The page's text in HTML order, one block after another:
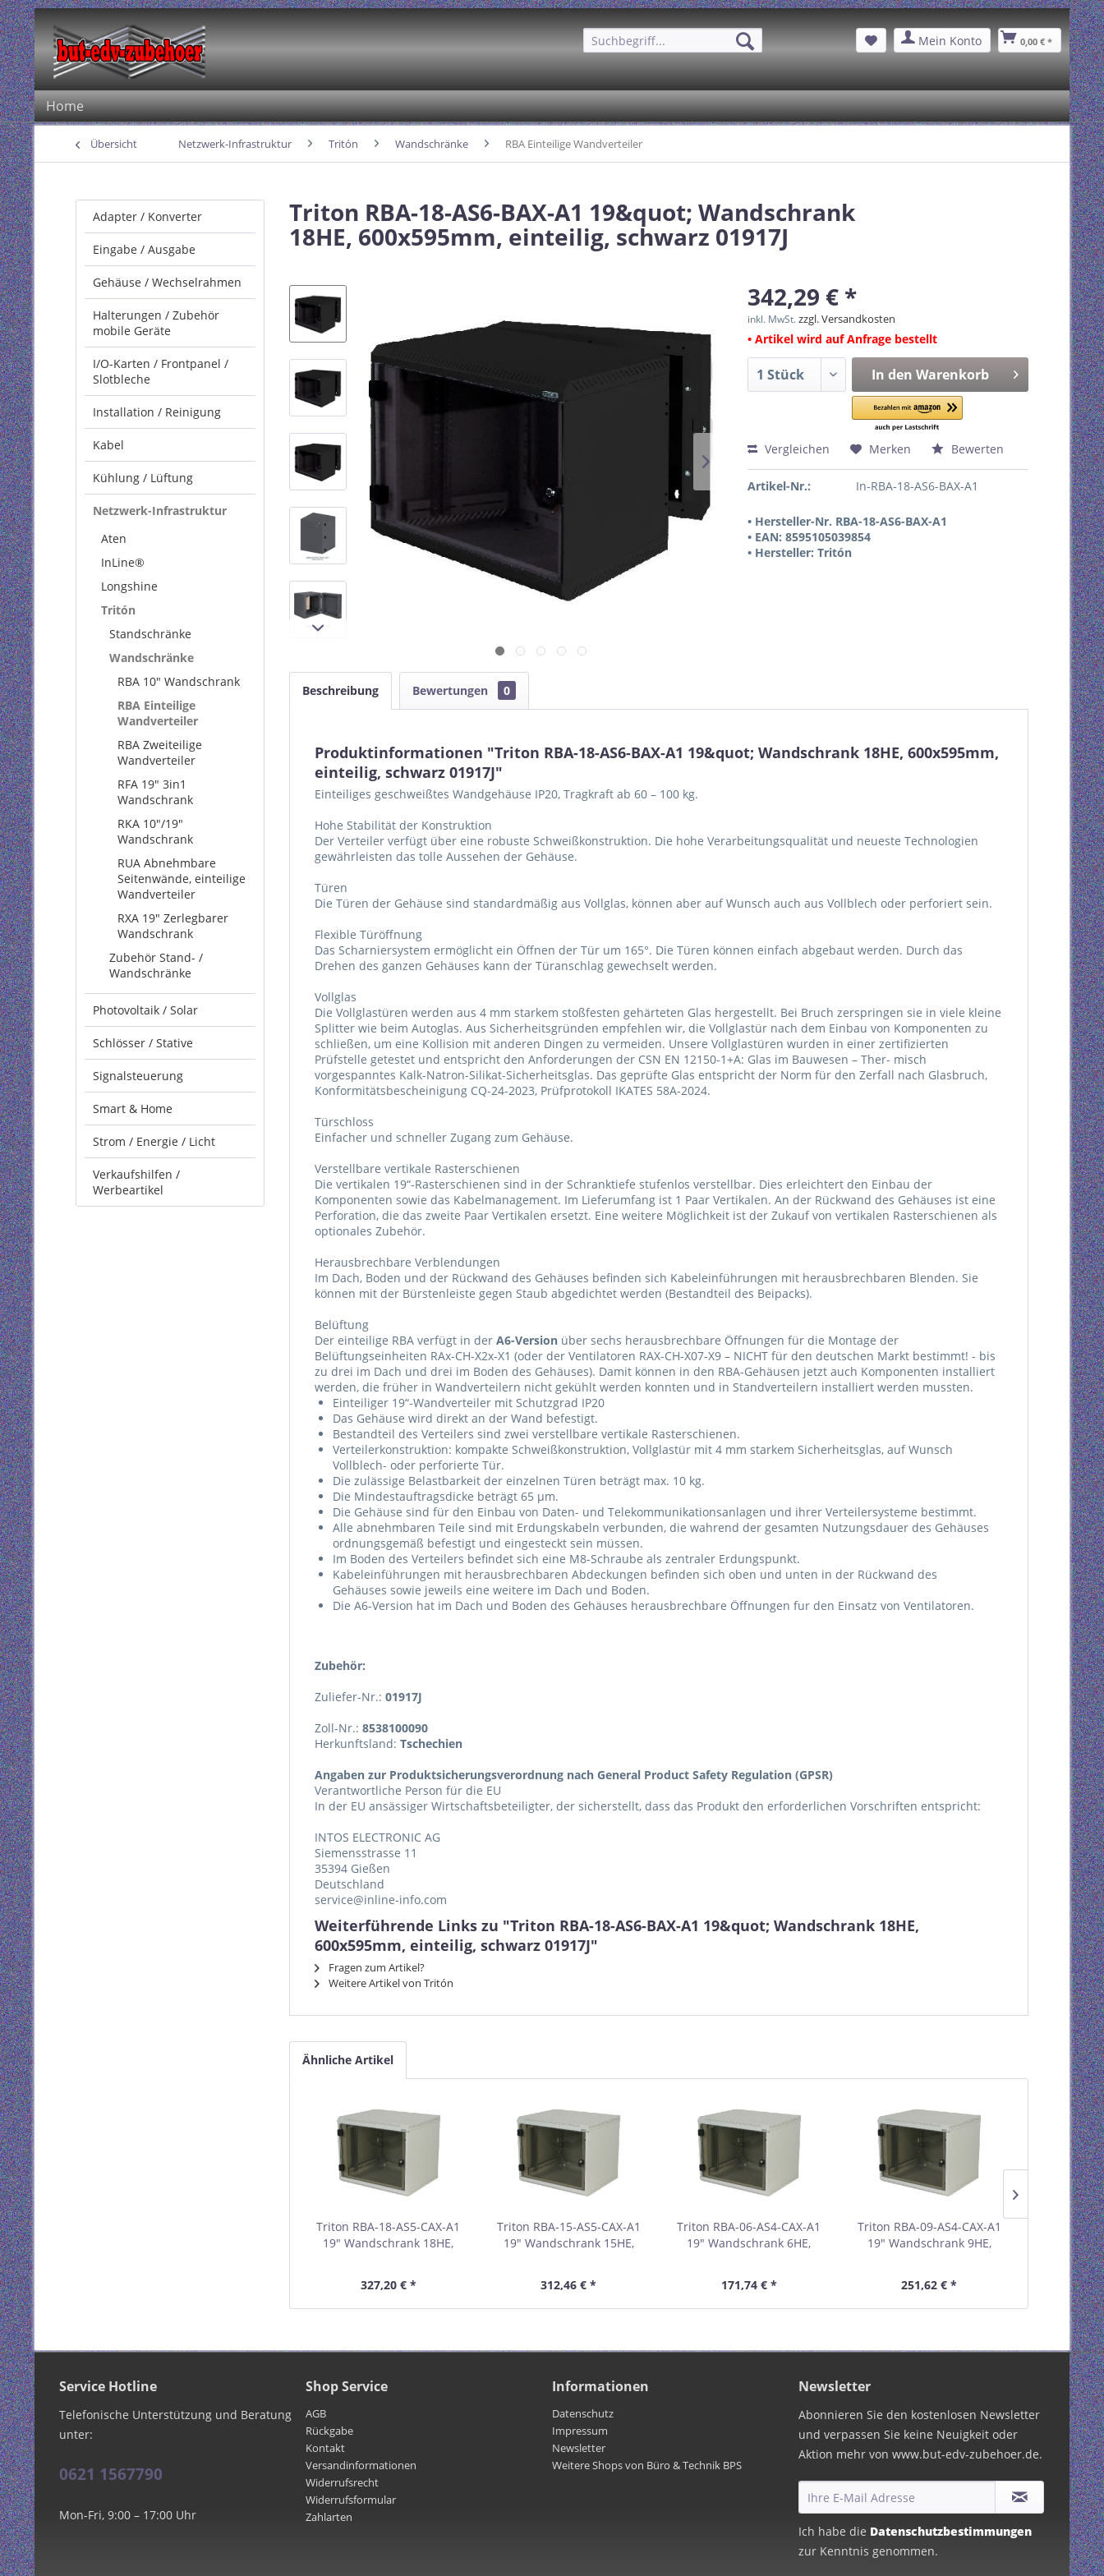
Mein Konto 0,00 € *
Home
Übersicht Netzwerk-Infrastruktur Tritón Wandschränke RBA Einteilige Wandverteiler
Adapter / Konverter
Eingabe / Ausgabe
Gehäuse / Wechselrahmen
Halterungen / Zubehör
mobile Geräte
I/O-Karten / Frontpanel /
Slotbleche
Installation / Reinigung
Kabel
Kühlung / Lüftung
Netzwerk-Infrastruktur
Aten
InLine®
Longshine
Tritón
Standschränke
Wandschränke
RBA 10" Wandschrank
RBA Einteilige
Wandverteiler
RBA Zweiteilige
Wandverteiler
RFA 19" 3in1
Wandschrank
RKA 10"/19"
Wandschrank
RUA Abnehmbare
Seitenwände, einteilige
Wandverteiler
RXA 19" Zerlegbarer
Wandschrank
Zubehör Stand- /
Wandschränke
Photovoltaik / Solar
Schlösser / Stative
Signalsteuerung
Smart & Home
Strom / Energie / Licht
Verkaufshilfen /
Werbeartikel
Triton RBA-18-AS6-BAX-A1 19&quot; Wandschrank
18HE, 600x595mm, einteilig, schwarz 01917J
342,29 € *
inkl. MwSt.zzgl. Versandkosten
• Artikel wird auf Anfrage bestellt
In den Warenkorb
Vergleichen Merken Bewerten
Artikel-Nr.: In-RBA-18-AS6-BAX-A1
• Hersteller-Nr. RBA-18-AS6-BAX-A1
• EAN: 8595105039854
• Hersteller: Tritón
Beschreibung Bewertungen 0
Produktinformationen "Triton RBA-18-AS6-BAX-A1 19&quot; Wandschrank 18HE, 600x595mm,
einteilig, schwarz 01917J"
Einteiliges geschweißtes Wandgehäuse IP20, Tragkraft ab 60 – 100 kg.
Hohe Stabilität der Konstruktion
Der Verteiler verfügt über eine robuste Schweißkonstruktion. Die hohe Verarbeitungsqualität und neueste Technologien
gewährleisten das tolle Aussehen der Gehäuse.
Türen
Die Türen der Gehäuse sind standardmäßig aus Vollglas, können aber auf Wunsch auch aus Vollblech oder perforiert sein.
Flexible Türöffnung
Das Scharniersystem ermöglicht ein Öffnen der Tür um 165°. Die Türen können einfach abgebaut werden. Durch das
Drehen des ganzen Gehäuses kann der Türanschlag gewechselt werden.
Vollglas
Die Vollglastüren werden aus 4 mm starkem stoßfesten gehärteten Glas hergestellt. Bei Bruch zerspringen sie in viele kleine
Splitter wie beim Autoglas. Aus Sicherheitsgründen empfehlen wir, die Vollglastür nach dem Einbau von Komponenten zu
schließen, um eine Kollision mit anderen Dingen zu vermeiden. Unsere Vollglastüren wurden in einer zertifizierten
Prüfstelle getestet und entspricht den Anforderungen der CSN EN 12150-1+A: Glas im Bauwesen – Ther- misch
vorgespanntes Kalk-Natron-Silikat-Sicherheitsglas. Das geprüfte Glas entspricht der Norm für den Zerfall nach Glasbruch,
Konformitätsbescheinigung CQ-24-2023, Prüfprotokoll IKATES 58A-2024.
Türschloss
Einfacher und schneller Zugang zum Gehäuse.
Verstellbare vertikale Rasterschienen
Die vertikalen 19“-Rasterschienen sind in der Schranktiefe stufenlos verstellbar. Dies erleichtert den Einbau der
Komponenten sowie das Kabelmanagement. Im Lieferumfang ist 1 Paar Vertikalen. An der Rückwand des Gehäuses ist eine
Perforation, die das zweite Paar Vertikalen ersetzt. Eine weitere Möglichkeit ist der Zukauf von vertikalen Rasterschienen als
optionales Zubehör.
Herausbrechbare Verblendungen
Im Dach, Boden und der Rückwand des Gehäuses befinden sich Kabeleinführungen mit herausbrechbaren Blenden. Sie
können mit der Bürstenleiste gegen Staub abgedichtet werden (Bestandteil des Beipacks).
Belüftung
Der einteilige RBA verfügt in der A6-Version über sechs herausbrechbare Öffnungen für die Montage der
Belüftungseinheiten RAx-CH-X2x-X1 (oder der Ventilatoren RAX-CH-X07-X9 – NICHT für den deutschen Markt bestimmt! - bis
zu drei im Dach und drei im Boden des Gehäuses). Damit können in den RBA-Gehäusen jetzt auch Komponenten installiert
werden, die früher in Wandverteilern nicht gekühlt werden konnten und in Standverteilern installiert werden mussten.
Einteiliger 19“-Wandverteiler mit Schutzgrad IP20
Das Gehäuse wird direkt an der Wand befestigt.
Bestandteil des Verteilers sind zwei verstellbare vertikale Rasterschienen.
Verteilerkonstruktion: kompakte Schweißkonstruktion, Vollglastür mit 4 mm starkem Sicherheitsglas, auf Wunsch
Vollblech- oder perforierte Tür.
Die zulässige Belastbarkeit der einzelnen Türen beträgt max. 10 kg.
Die Mindestauftragsdicke beträgt 65 µm.
Die Gehäuse sind für den Einbau von Daten- und Telekommunikationsanlagen und ihrer Verteilersysteme bestimmt.
Alle abnehmbaren Teile sind mit Erdungskabeln verbunden, die wahrend der gesamten Nutzungsdauer des Gehäuses
ordnungsgemäß befestigt und eingesteckt sein müssen.
Im Boden des Verteilers befindet sich eine M8-Schraube als zentraler Erdungspunkt.
Kabeleinführungen mit herausbrechbaren Abdeckungen befinden sich oben und unten in der Rückwand des
Gehäuses sowie jeweils eine weitere im Dach und Boden.
Die A6-Version hat im Dach und Boden des Gehäuses herausbrechbare Öffnungen fur den Einsatz von Ventilatoren.
Zubehör:
Zuliefer-Nr.: 01917J
Zoll-Nr.: 8538100090
Herkunftsland: Tschechien
Angaben zur Produktsicherungsverordnung nach General Product Safety Regulation (GPSR)
Verantwortliche Person für die EU
In der EU ansässiger Wirtschaftsbeteiligter, der sicherstellt, dass das Produkt den erforderlichen Vorschriften entspricht:
INTOS ELECTRONIC AG
Siemensstrasse 11
35394 Gießen
Deutschland
service@inline-info.com
Weiterführende Links zu "Triton RBA-18-AS6-BAX-A1 19&quot; Wandschrank 18HE,
600x595mm, einteilig, schwarz 01917J"
Fragen zum Artikel?
Weitere Artikel von Tritón
Ähnliche Artikel
Triton RBA-18-AS5-CAX-A1
19" Wandschrank 18HE,
327,20 € *
Triton RBA-15-AS5-CAX-A1
19" Wandschrank 15HE,
312,46 € *
Triton RBA-06-AS4-CAX-A1
19" Wandschrank 6HE,
171,74 € *
Triton RBA-09-AS4-CAX-A1
19" Wandschrank 9HE,
251,62 € *
Triton
19"
Service Hotline
Telefonische Unterstützung und Beratung
unter:
0621 1567790
Mon-Fri, 9:00 – 17:00 Uhr
Shop Service
AGB
Rückgabe
Kontakt
Versandinformationen
Widerrufsrecht
Widerrufsformular
Zahlarten
Informationen
Datenschutz
Impressum
Newsletter
Weitere Shops von Büro & Technik BPS
Newsletter
Abonnieren Sie den kostenlosen Newsletter
und verpassen Sie keine Neuigkeit oder
Aktion mehr von www.but-edv-zubehoer.de.
Ich habe die Datenschutzbestimmungen
zur Kenntnis genommen.